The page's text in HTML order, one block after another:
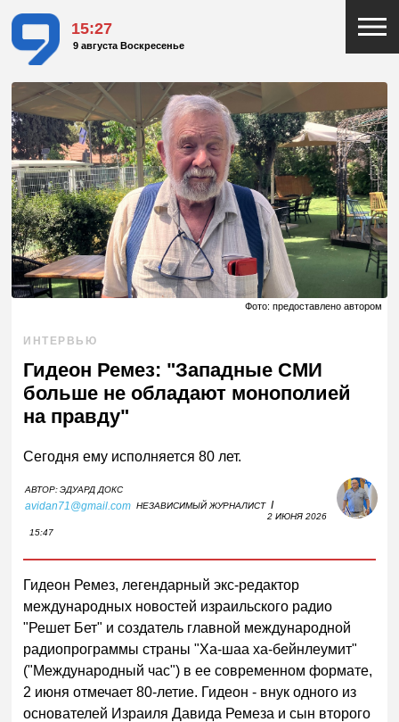
15:27
9 августа Воскресенье
Фото: предоставлено автором
ИНТЕРВЬЮ
Гидеон Ремез: "Западные СМИ
больше не обладают монополией
на правду"
Сегодня ему исполняется 80 лет.
АВТОР:ЭДУАРД ДОКС
avidan71@gmail.com НЕЗАВИСИМЫЙ ЖУРНАЛИСТ I
2 ИЮНЯ 2026
15:47
Гидеон Ремез, легендарный экс-редактор
международных новостей израильского радио
"Решет Бет" и создатель главной международной
радиопрограммы страны "Ха-шаа ха-бейнлеумит"
("Международный час") в ее современном формате,
2 июня отмечает 80-летие. Гидеон - внук одного из
основателей Израиля Давида Ремеза и сын второго